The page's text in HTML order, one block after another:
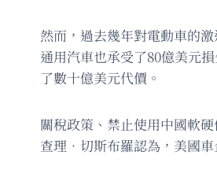
然而，過去幾年對電動車的
通用汽車也承受了80億美元
了數十億美元代價。
關稅政策、禁止使用中國軟
查理．切斯布羅認為，美國